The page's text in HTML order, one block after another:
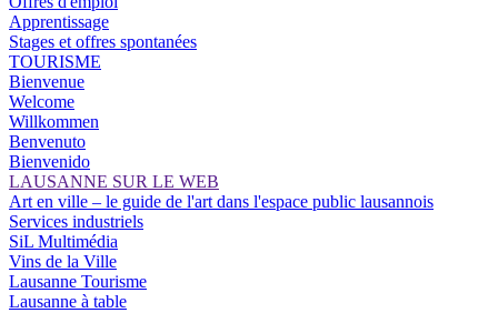
Apprentissage
Stages et offres spontanées
TOURISME
Bienvenue
Welcome
Willkommen
Benvenuto
Bienvenido
LAUSANNE SUR LE WEB
Art en ville – le guide de l'art dans l'espace public lausannois
Services industriels
SiL Multimédia
Vins de la Ville
Lausanne Tourisme
Lausanne à table